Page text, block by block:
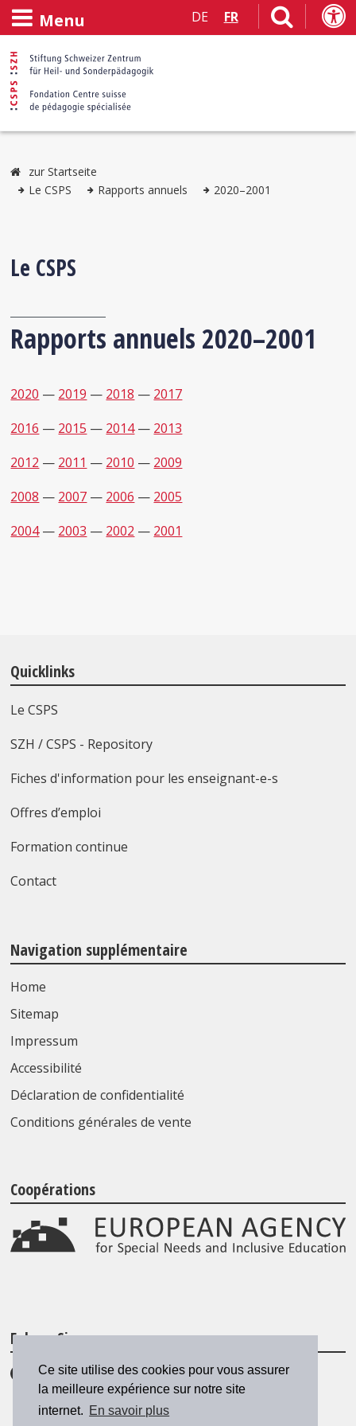
Ce site utilise des cookies pour vous assurer
la meilleure expérience sur notre site
internet. En savoir plus
Menu DE FR
zur Startseite
Le CSPS
Rapports annuels 2020–2001
Le CSPS
Rapports annuels 2020–2001
2020 — 2019 — 2018 — 2017
2016 — 2015 — 2014— 2013
2012 — 2011 — 2010 — 2009
2008 — 2007 — 2006 — 2005
2004— 2003 — 2002 — 2001
Quicklinks
Le CSPS
SZH / CSPS - Repository
Fiches d'information pour les enseignant-e-s
Offres d’emploi
Formation continue
Contact
Navigation supplémentaire
Home
Sitemap
Impressum
Accessibilité
Déclaration de confidentialité
Conditions générales de vente
Coopérations
Folgen Sie uns